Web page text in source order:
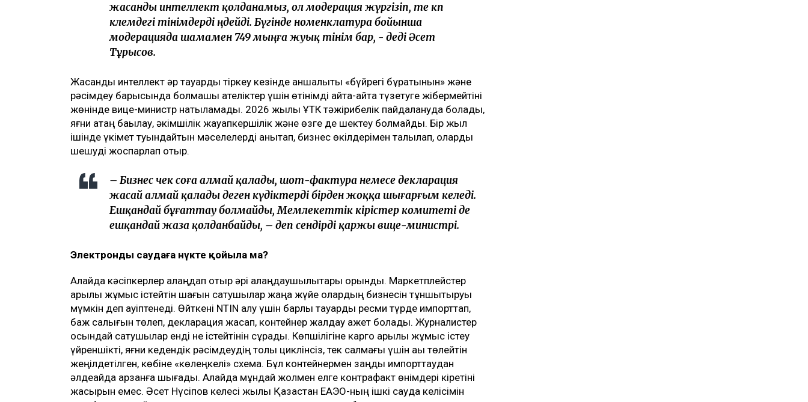
жасанды интеллект қолданамыз, ол модерация жүргізіп, өте көп
көлемдегі өтінімдерді өңдейді. Бүгінде номенклатура бойынша
модерацияда шамамен 749 мыңға жуық өтінім бар, - деді Әсет
Тұрысов.
Жасанды интеллект әр тауарды тіркеу кезінде қаншалықты «бүйрегі бұратынын» және
рәсімдеу барысында болмашы қателіктер үшін өтінімді қайта-қайта түзетуге жібермейтіні
жөнінде вице-министр нақтыламады. 2026 жылы ҰТК тәжірибелік пайдалануда болады,
яғни қатаң бақылау, әкімшілік жауапкершілік және өзге де шектеу болмайды. Бір жыл
ішінде үкімет туындайтын мәселелерді анықтап, бизнес өкілдерімен талқылап, оларды
шешуді жоспарлап отыр.
– Бизнес чек соға алмай қалады, шот-фактура немесе декларация
жасай алмай қалады деген күдіктерді бірден жоққа шығарғым келеді.
Ешқандай бұғаттау болмайды, Мемлекеттік кірістер комитеті де
ешқандай жаза қолданбайды, – деп сендірді қаржы вице-министрі.
Электронды саудаға нүкте қойыла ма?
Алайда кәсіпкерлер алаңдап отыр әрі алаңдаушылықтары орынды. Маркетплейстер
арқылы жұмыс істейтін шағын сатушылар жаңа жүйе олардың бизнесін тұншықтыруы
мүмкін деп қауіптенеді. Өйткені NTIN алу үшін барлық тауарды ресми түрде импорттап,
баж салығын төлеп, декларация жасап, контейнер жалдау қажет болады. Журналистер
осындай сатушылар енді не істейтінін сұрады. Көпшілігіне карго арқылы жұмыс істеу
үйреншікті, яғни кедендік рәсімдеудің толық циклінсіз, тек салмағы үшін ақы төлейтін
жеңілдетілген, көбіне «көлеңкелі» схема. Бұл контейнермен заңды импорттаудан
әлдеқайда арзанға шығады. Алайда мұндай жолмен елге контрафакт өнімдері кіретіні
жасырын емес. Әсет Нүсіпов келесі жылы Қазақстан ЕАЭО-ның ішкі сауда келісімін